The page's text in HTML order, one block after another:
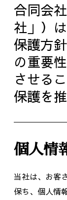
合同会
社」）
保護方
の重要
させる
保護を
個人情
当社は、お客
保ち、個人情